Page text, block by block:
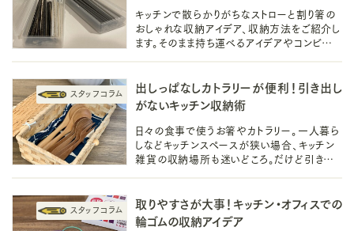
キッチンで散らかりがちなストローと割り箸の
おしゃれな収納アイデア、収納方法をご紹介し
ます。そのまま持ち運べるアイデアやコンビニス
出しっぱなしカトラリーが便利！引き出し
がないキッチン収納術
日々の食事で使うお箸やカトラリー。一人暮ら
しなどキッチンスペースが狭い場合、キッチン
雑貨の収納場所も迷いどころ。だけど引き出
取りやすさが大事！キッチン・オフィスでの
輪ゴムの収納アイデア